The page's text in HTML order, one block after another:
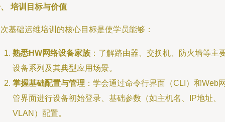
培训目标与价值
基础运维培训的核心目标是使学员能够：
熟悉HW网络设备家族 ：了解路由器、交换机、防火墙等主
设备系列及其典型应用场景。
掌握基础配置与管理 ：学会通过命令行界面（CLI）和Web
管界面进行设备初始登录、基础参数（如主机名、IP地址、
VLAN）配置。